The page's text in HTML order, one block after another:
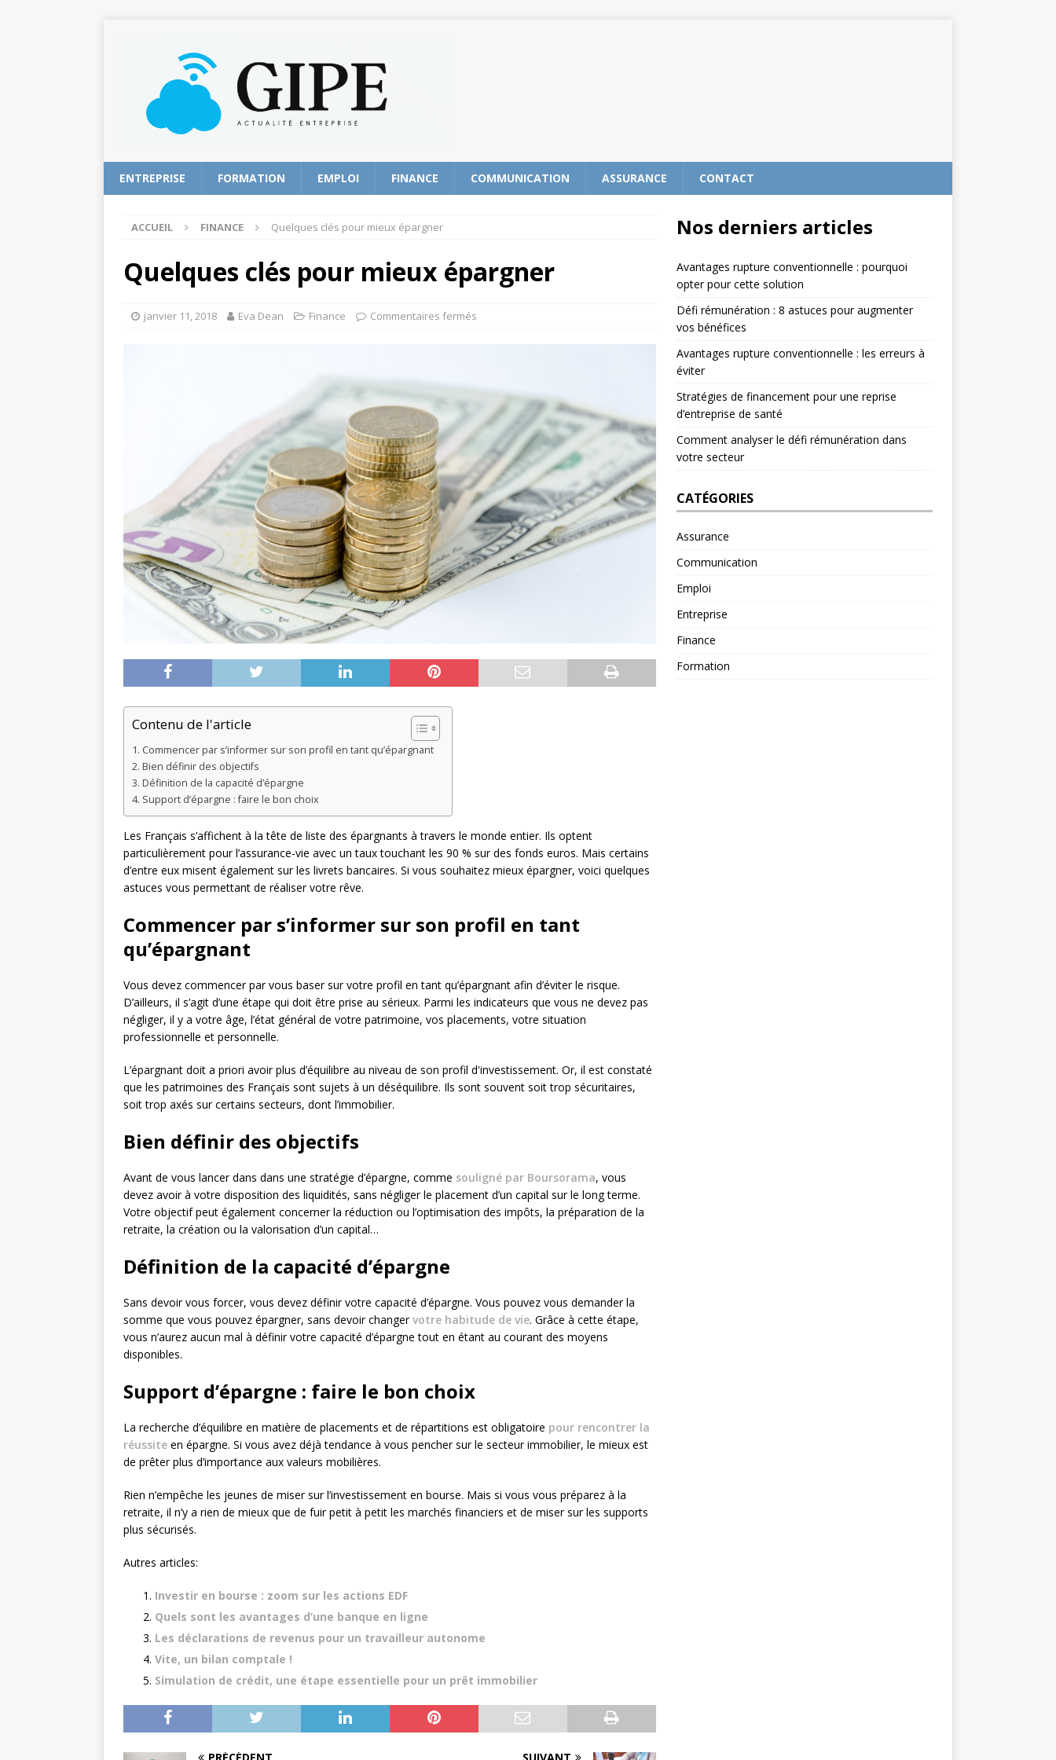
ENTREPRISE FORMATION EMPLOI FINANCE COMMUNICATION ASSURANCE CONTACT
ACCUEIL FINANCE Quelques clés pour mieux épargner
Quelques clés pour mieux épargner
janvier 11, 2018 Eva Dean Finance Commentaires fermés
Contenu de l'article
Commencer par s’informer sur son profil en tant qu’épargnant
Bien définir des objectifs
Définition de la capacité d’épargne
Support d’épargne : faire le bon choix
Les Français s’affichent à la tête de liste des épargnants à travers le monde entier. Ils optent
particulièrement pour l’assurance-vie avec un taux touchant les 90 % sur des fonds euros. Mais certains
d’entre eux misent également sur les livrets bancaires. Si vous souhaitez mieux épargner, voici quelques
astuces vous permettant de réaliser votre rêve.
Commencer par s’informer sur son profil en tant
qu’épargnant
Vous devez commencer par vous baser sur votre profil en tant qu’épargnant afin d’éviter le risque.
D’ailleurs, il s’agit d’une étape qui doit être prise au sérieux. Parmi les indicateurs que vous ne devez pas
négliger, il y a votre âge, l’état général de votre patrimoine, vos placements, votre situation
professionnelle et personnelle.
L’épargnant doit a priori avoir plus d’équilibre au niveau de son profil d'investissement. Or, il est constaté
que les patrimoines des Français sont sujets à un déséquilibre. Ils sont souvent soit trop sécuritaires,
soit trop axés sur certains secteurs, dont l’immobilier.
Bien définir des objectifs
Avant de vous lancer dans dans une stratégie d’épargne, comme souligné par Boursorama, vous
devez avoir à votre disposition des liquidités, sans négliger le placement d’un capital sur le long terme.
Votre objectif peut également concerner la réduction ou l’optimisation des impôts, la préparation de la
retraite, la création ou la valorisation d’un capital…
Définition de la capacité d’épargne
Sans devoir vous forcer, vous devez définir votre capacité d’épargne. Vous pouvez vous demander la
somme que vous pouvez épargner, sans devoir changervotre habitude de vie. Grâce à cette étape,
vous n’aurez aucun mal à définir votre capacité d’épargne tout en étant au courant des moyens
disponibles.
Support d’épargne : faire le bon choix
La recherche d’équilibre en matière de placements et de répartitions est obligatoire pour rencontrer la
réussite en épargne. Si vous avez déjà tendance à vous pencher sur le secteur immobilier, le mieux est
de prêter plus d’importance aux valeurs mobilières.
Rien n’empêche les jeunes de miser sur l’investissement en bourse. Mais si vous vous préparez à la
retraite, il n’y a rien de mieux que de fuir petit à petit les marchés financiers et de miser sur les supports
plus sécurisés.
Autres articles:
Investir en bourse : zoom sur les actions EDF
Quels sont les avantages d’une banque en ligne
Les déclarations de revenus pour un travailleur autonome
Vite, un bilan comptale !
Simulation de crédit, une étape essentielle pour un prêt immobilier
Nos derniers articles
Avantages rupture conventionnelle : pourquoi
opter pour cette solution
Défi rémunération : 8 astuces pour augmenter
vos bénéfices
Avantages rupture conventionnelle : les erreurs à
éviter
Stratégies de financement pour une reprise
d’entreprise de santé
Comment analyser le défi rémunération dans
votre secteur
CATÉGORIES
Assurance
Communication
Emploi
Entreprise
Finance
Formation